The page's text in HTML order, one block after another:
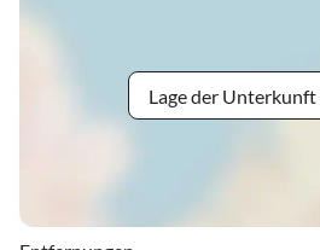
Lage der Unterkunft